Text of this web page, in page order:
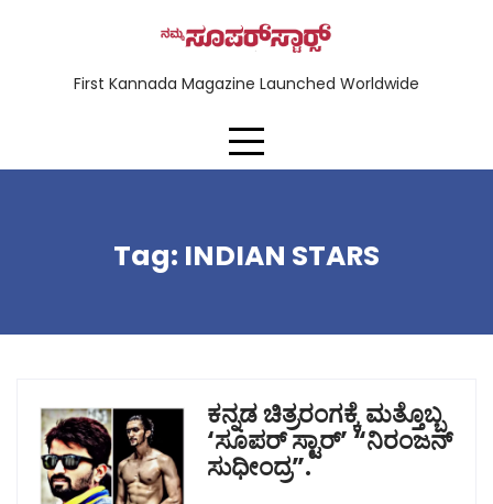
First Kannada Magazine Launched Worldwide
Tag: INDIAN STARS
ಕನ್ನಡ ಚಿತ್ರರಂಗಕ್ಕೆ ಮತ್ತೊಬ್ಬ
‘ಸೂಪರ್ ಸ್ಟಾರ್’ “ನಿರಂಜನ್
ಸುಧೀಂದ್ರ”.